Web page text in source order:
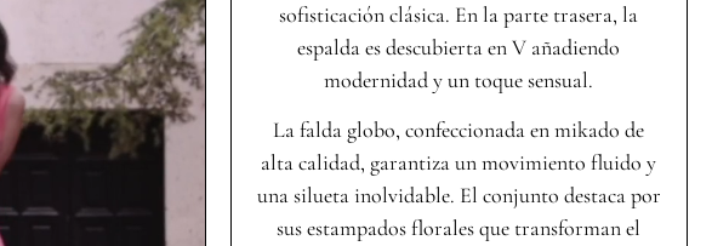
sofisticación clásica. En la parte trasera, la
espalda es descubierta en V añadiendo
modernidad y un toque sensual.
La falda globo, confeccionada en mikado de
alta calidad, garantiza un movimiento fluido y
una silueta inolvidable. El conjunto destaca por
sus estampados florales que transforman el